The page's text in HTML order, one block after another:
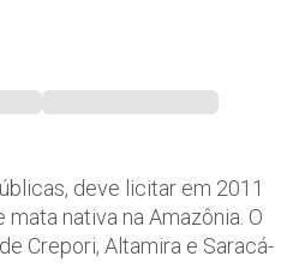
deve licitar em 2011
nativa na Amazônia. O
Crepori, Altamira e Saracá-